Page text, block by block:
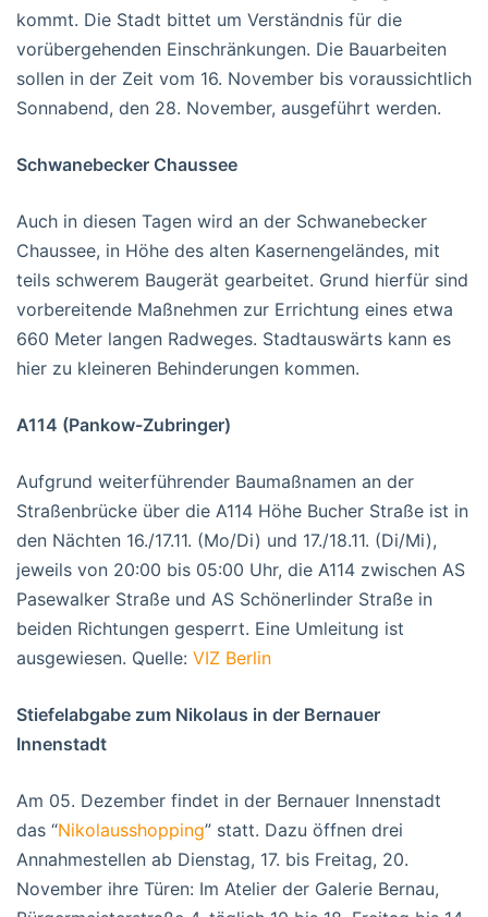
kommt. Die Stadt bittet um Verständnis für die
vorübergehenden Einschränkungen. Die Bauarbeiten
sollen in der Zeit vom 16. November bis voraussichtlich
Sonnabend, den 28. November, ausgeführt werden.
Schwanebecker Chaussee
Auch in diesen Tagen wird an der Schwanebecker
Chaussee, in Höhe des alten Kasernengeländes, mit
teils schwerem Baugerät gearbeitet. Grund hierfür sind
vorbereitende Maßnehmen zur Errichtung eines etwa
660 Meter langen Radweges. Stadtauswärts kann es
hier zu kleineren Behinderungen kommen.
A114 (Pankow-Zubringer)
Aufgrund weiterführender Baumaßnamen an der
Straßenbrücke über die A114 Höhe Bucher Straße ist in
den Nächten 16./17.11. (Mo/Di) und 17./18.11. (Di/Mi),
jeweils von 20:00 bis 05:00 Uhr, die A114 zwischen AS
Pasewalker Straße und AS Schönerlinder Straße in
beiden Richtungen gesperrt. Eine Umleitung ist
ausgewiesen. Quelle: VIZ Berlin
Stiefelabgabe zum Nikolaus in der Bernauer
Innenstadt
Am 05. Dezember findet in der Bernauer Innenstadt
das “Nikolausshopping” statt. Dazu öffnen drei
Annahmestellen ab Dienstag, 17. bis Freitag, 20.
November ihre Türen: Im Atelier der Galerie Bernau,